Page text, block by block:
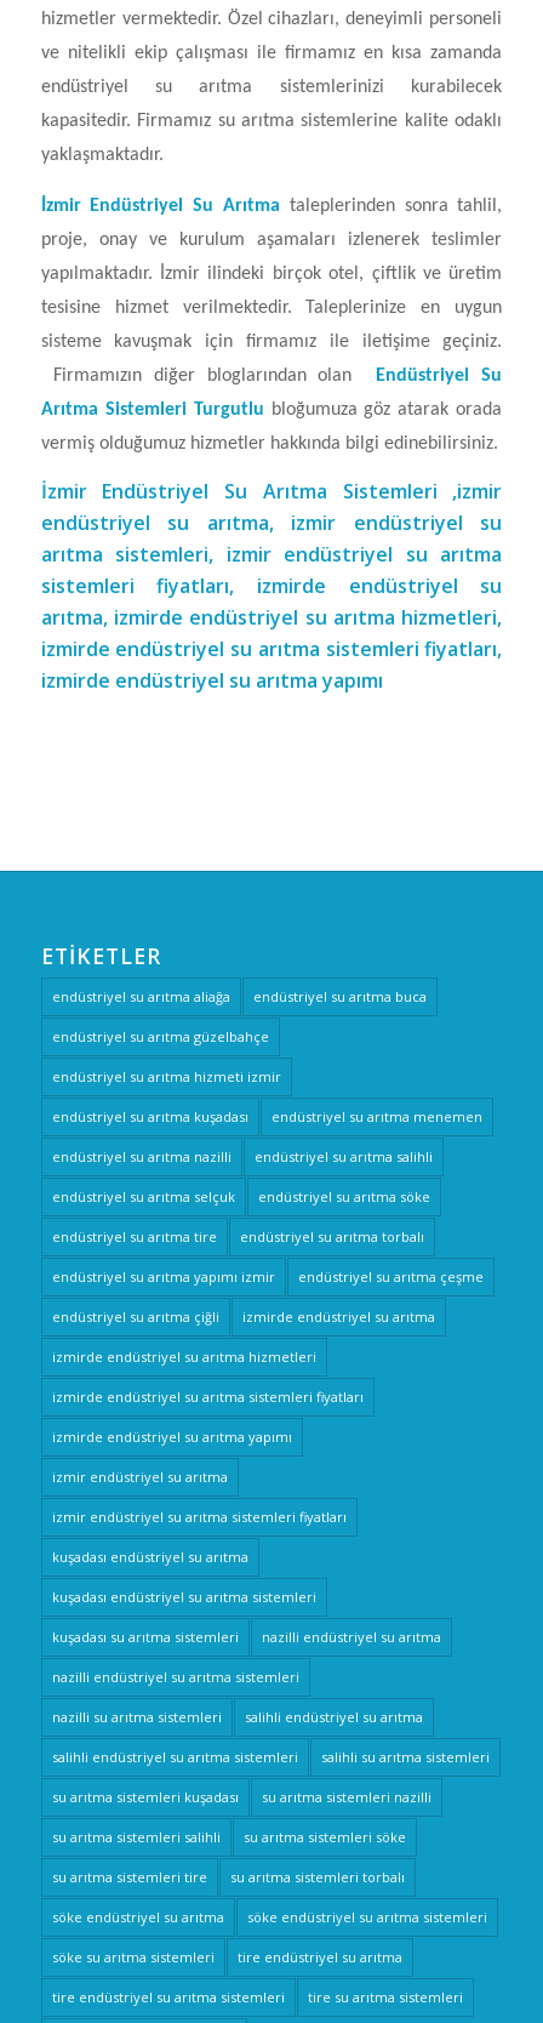
hizmetler vermektedir. Özel cihazları, deneyimli personeli
ve nitelikli ekip çalışması ile firmamız en kısa zamanda
endüstriyel su arıtma sistemlerinizi kurabilecek
kapasitedir. Firmamız su arıtma sistemlerine kalite odaklı
yaklaşmaktadır.
İzmir Endüstriyel Su Arıtma taleplerinden sonra tahlil,
proje, onay ve kurulum aşamaları izlenerek teslimler
yapılmaktadır. İzmir ilindeki birçok otel, çiftlik ve üretim
tesisine hizmet verilmektedir. Taleplerinize en uygun
sisteme kavuşmak için firmamız ile iletişime geçiniz.
Firmamızın diğer bloglarından olan
Endüstriyel Su
Arıtma Sistemleri Turgutlu bloğumuza göz atarak orada
vermiş olduğumuz hizmetler hakkında bilgi edinebilirsiniz.
İzmir Endüstriyel Su Arıtma Sistemleri ,izmir
endüstriyel su arıtma, izmir endüstriyel su
arıtma sistemleri, izmir endüstriyel su arıtma
sistemleri fiyatları, izmirde endüstriyel su
arıtma, izmirde endüstriyel su arıtma hizmetleri,
izmirde endüstriyel su arıtma sistemleri fiyatları,
izmirde endüstriyel su arıtma yapımı
ETIKETLER
endüstriyel su arıtma aliağa endüstriyel su arıtma buca
endüstriyel su arıtma güzelbahçe
endüstriyel su arıtma hizmeti izmir
endüstriyel su arıtma kuşadası endüstriyel su arıtma menemen
endüstriyel su arıtma nazilli endüstriyel su arıtma salihli
endüstriyel su arıtma selçuk endüstriyel su arıtma söke
endüstriyel su arıtma tire endüstriyel su arıtma torbalı
endüstriyel su arıtma yapımı izmir endüstriyel su arıtma çeşme
endüstriyel su arıtma çiğli izmirde endüstriyel su arıtma
izmirde endüstriyel su arıtma hizmetleri
izmirde endüstriyel su arıtma sistemleri fiyatları
izmirde endüstriyel su arıtma yapımı
izmir endüstriyel su arıtma
izmir endüstriyel su arıtma sistemleri fiyatları
kuşadası endüstriyel su arıtma
kuşadası endüstriyel su arıtma sistemleri
kuşadası su arıtma sistemleri nazilli endüstriyel su arıtma
nazilli endüstriyel su arıtma sistemleri
nazilli su arıtma sistemleri salihli endüstriyel su arıtma
salihli endüstriyel su arıtma sistemleri salihli su arıtma sistemleri
su arıtma sistemleri kuşadası su arıtma sistemleri nazilli
su arıtma sistemleri salihli su arıtma sistemleri söke
su arıtma sistemleri tire su arıtma sistemleri torbalı
söke endüstriyel su arıtma söke endüstriyel su arıtma sistemleri
söke su arıtma sistemleri tire endüstriyel su arıtma
tire endüstriyel su arıtma sistemleri tire su arıtma sistemleri